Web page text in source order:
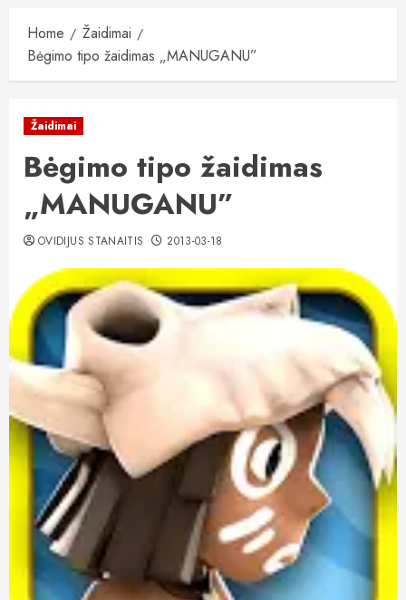
Home
Žaidimai
Bėgimo tipo žaidimas „MANUGANU”
Žaidimai
Bėgimo tipo žaidimas
„MANUGANU”
OVIDIJUS STANAITIS 2013-03-18